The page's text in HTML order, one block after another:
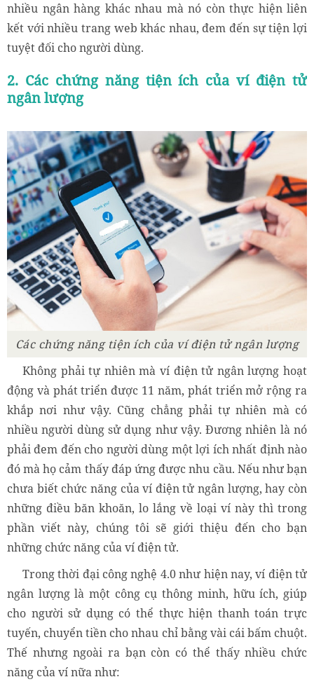
nhiều ngân hàng khác nhau mà nó còn thực hiện liên
kết với nhiều trang web khác nhau, đem đến sự tiện lợi
tuyệt đối cho người dùng.
2. Các chứng năng tiện ích của ví điện tử
ngân lượng
Các chứng năng tiện ích của ví điện tử ngân lượng
Không phải tự nhiên mà ví điện tử ngân lượng hoạt
động và phát triển được 11 năm, phát triển mở rộng ra
khắp nơi như vậy. Cũng chẳng phải tự nhiên mà có
nhiều người dùng sử dụng như vậy. Đương nhiên là nó
phải đem đến cho người dùng một lợi ích nhất định nào
đó mà họ cảm thấy đáp ứng được nhu cầu. Nếu như bạn
chưa biết chức năng của ví điện tử ngân lượng, hay còn
những điều băn khoăn, lo lắng về loại ví này thì trong
phần viết này, chúng tôi sẽ giới thiệu đến cho bạn
những chức năng của ví điện tử.
Trong thời đại công nghệ 4.0 như hiện nay, ví điện tử
ngân lượng là một công cụ thông minh, hữu ích, giúp
cho người sử dụng có thể thực hiện thanh toán trực
tuyến, chuyển tiền cho nhau chỉ bằng vài cái bấm chuột.
Thế nhưng ngoài ra bạn còn có thể thấy nhiều chức
năng của ví nữa như: